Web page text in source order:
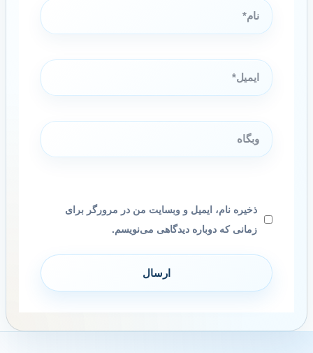
نام*
ایمیل*
وبگاه
ذخیره نام، ایمیل و وبسایت من در مرورگر برای
زمانی که دوباره دیدگاهی می‌نویسم.